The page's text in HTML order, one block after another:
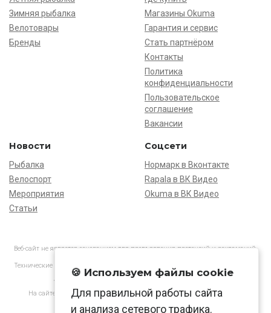
Зимняя рыбалка
Велотовары
Бренды
Магазины Okuma
Гарантия и сервис
Стать партнёром
Контакты
Политика
конфиденциальности
Пользовательское
соглашение
Вакансии
Новости
Рыбалка
Велоспорт
Мероприятия
Статьи
Соцсети
Нормарк в Вконтакте
Rapala в ВК Видео
Okuma в ВК Видео
Веб-сайт не является основанием для предъявления претензий и рекламаций,
Технические характеристики товаров могут отличаться от указанных на сайте.
АО «Нормарк» ИНН 7728172512 ОГРН 1037739603505
На сайте применяютсярекомендательные технологиив соответствии
🍪 Используем файлы cookie
Для правильной работы сайта
и анализа сетевого трафика.